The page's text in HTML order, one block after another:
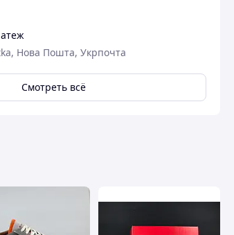
Нова Пошта, Укрпочта
Смотреть всё